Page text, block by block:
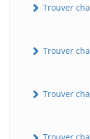
Trouver
Trouver
Trouver